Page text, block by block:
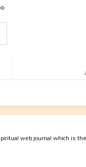
web journal which is